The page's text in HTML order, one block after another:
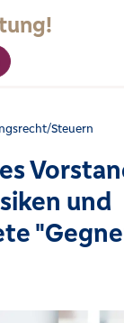
Steuern
und